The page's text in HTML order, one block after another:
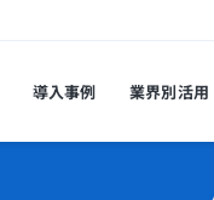
導入事例 業界別活用